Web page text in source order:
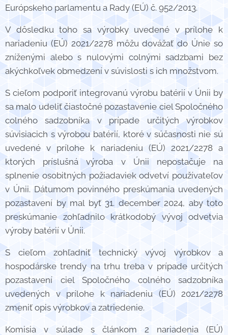
Európskeho parlamentu a Rady (EÚ) č. 952/2013.
V dôsledku toho sa výrobky uvedené v prílohe k
nariadeniu (EÚ) 2021/2278 môžu dovážať do Únie so
zníženými alebo s nulovými colnými sadzbami bez
akýchkoľvek obmedzení v súvislosti s ich množstvom.
S cieľom podporiť integrovanú výrobu batérií v Únii by
sa malo udeliť čiastočné pozastavenie ciel Spoločného
colného sadzobníka v prípade určitých výrobkov
súvisiacich s výrobou batérií, ktoré v súčasnosti nie sú
uvedené v prílohe k nariadeniu (EÚ) 2021/2278 a
ktorých príslušná výroba v Únii nepostačuje na
splnenie osobitných požiadaviek odvetví používateľov
v Únii. Dátumom povinného preskúmania uvedených
pozastavení by mal byť 31. december 2024, aby toto
preskúmanie zohľadnilo krátkodobý vývoj odvetvia
výroby batérií v Únii.
S cieľom zohľadniť technický vývoj výrobkov a
hospodárske trendy na trhu treba v prípade určitých
pozastavení ciel Spoločného colného sadzobníka
uvedených v prílohe k nariadeniu (EÚ) 2021/2278
zmeniť opis výrobkov a zatriedenie.
Komisia v súlade s článkom 2 nariadenia (EÚ)